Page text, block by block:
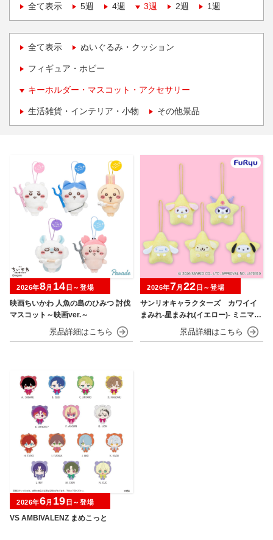
全て表示
5週 4週 3週 2週 1週
全て表示 ぬいぐるみ・クッション
フィギュア・ホビー
キーホルダー・マスコット・アクセサリー
生活雑貨・インテリア・小物 その他景品
映画ちいかわ 人魚の島のひみつ 討伐
マスコット～映画ver.～
2026年8月 14 日～登場
サンリオキャラクターズ カワイイ
まみれ-星まみれ(イエロー)- ミニマス
2026年7月 22 日～登場
VS AMBIVALENZ まめこっと
2026年6月 19 日～登場